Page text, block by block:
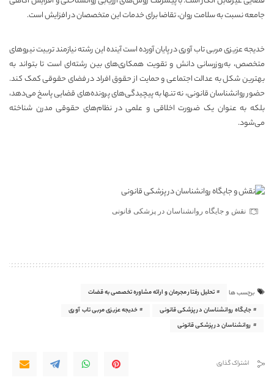
جامعه نسبت به سلامت روان، تقاضا برای خدمات این متخصصان در افزایش است.
خدیجه عزیزی مربی تاب آوریدر پایان آورده است آینده این رشته نیازمند تربیت نیروهای
متخصص، به‌روزرسانی دانش و تقویت همکاری‌های بین رشته‌ای است تا بتواند به
بهترین شکل به عدالت اجتماعی و حمایت از حقوق افراد در فضای حقوقی کمک کند.
حضور روانشناسان قانونی، نه تنها به پیچیدگی‌های پرونده‌های قضایی پاسخ می‌دهد،
بلکه به عنوان یک ضرورت اخلاقی و علمی در نظام‌های حقوقی مدرن شناخته
می‌شود.
نقش و جایگاه روانشناسان در پزشکی قانونی
برچسب ها
تحلیل رفتار مجرمان و ارائه مشاوره تخصصی به قضات
جایگاه روانشناسان در پزشکی قانونی
خدیجه عزیزی مربی تاب آوری
روانشناسان در پزشکی قانونی
اشتراک گذاری